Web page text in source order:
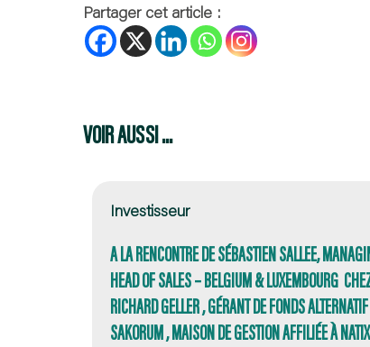
Partager cet article :
VOIR AUSSI ...
Investisseur
A LA RENCONTRE DE SÉBASTIEN SALLEE,
HEAD OF SALES – BELGIUM & LUXEMBOURG
RICHARD GELLER , GÉRANT DE FONDS
SAKORUM , MAISON DE GESTION AFFILIÉE À